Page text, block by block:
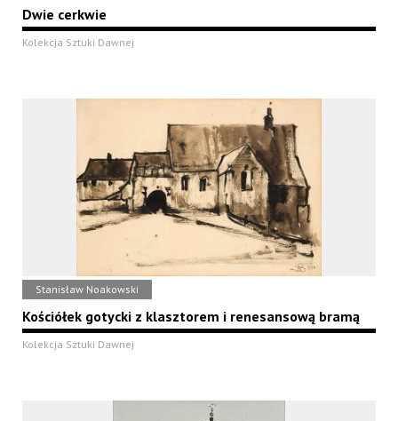
Dwie cerkwie
Kolekcja Sztuki Dawnej
Stanisław Noakowski
Kościółek gotycki z klasztorem i renesansową bramą
Kolekcja Sztuki Dawnej